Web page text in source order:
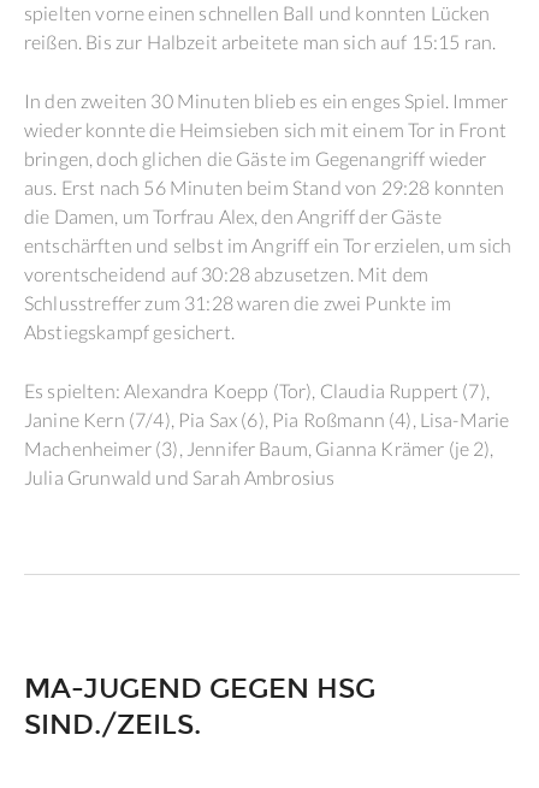
spielten vorne einen schnellen Ball und konnten Lücken
reißen. Bis zur Halbzeit arbeitete man sich auf 15:15 ran.
In den zweiten 30 Minuten blieb es ein enges Spiel. Immer
wieder konnte die Heimsieben sich mit einem Tor in Front
bringen, doch glichen die Gäste im Gegenangriff wieder
aus. Erst nach 56 Minuten beim Stand von 29:28 konnten
die Damen, um Torfrau Alex, den Angriff der Gäste
entschärften und selbst im Angriff ein Tor erzielen, um sich
vorentscheidend auf 30:28 abzusetzen. Mit dem
Schlusstreffer zum 31:28 waren die zwei Punkte im
Abstiegskampf gesichert.
Es spielten: Alexandra Koepp (Tor), Claudia Ruppert (7),
Janine Kern (7/4), Pia Sax (6), Pia Roßmann (4), Lisa-Marie
Machenheimer (3), Jennifer Baum, Gianna Krämer (je 2),
Julia Grunwald und Sarah Ambrosius
MA-JUGEND GEGEN HSG
SIND./ZEILS.